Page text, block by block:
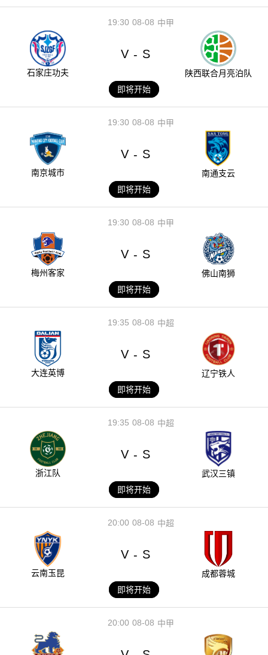
08-08
19:30 中甲
石家庄功夫
V - S
陕西联合月亮泊队
即将开始
08-08
19:30 中甲
南京城市
V - S
南通支云
即将开始
08-08
19:30 中甲
梅州客家
V - S
佛山南狮
即将开始
08-08
19:35 中超
大连英博
V - S
辽宁铁人
即将开始
08-08
19:35 中超
浙江队
V - S
武汉三镇
即将开始
08-08
20:00 中超
云南玉昆
V - S
成都蓉城
即将开始
08-08
20:00 中甲